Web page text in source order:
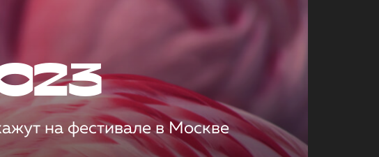
на фестивале в Москве